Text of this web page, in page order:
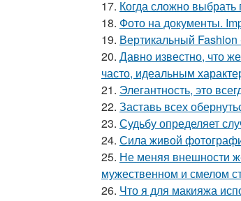
17. Когда сложно
18. Фото на документы.
19. Вертикальный Fashion
20. Давно известно, что
часто, идеальным
21. Элегантность, это
22. Заставь всех
23. Судьбу определяет
24. Сила живой
25. Не меняя внешности
мужественном и смелом
26. Что я для макияжа